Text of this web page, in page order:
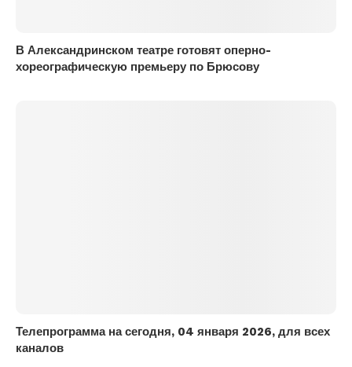
В Александринском театре готовят оперно-
хореографическую премьеру по Брюсову
Телепрограмма на сегодня, 04 января 2026, для всех
каналов